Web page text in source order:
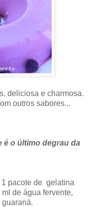
deliciosa e charmosa.
outros sabores...
degrau da
1 pacote de gelatina
de água fervente,